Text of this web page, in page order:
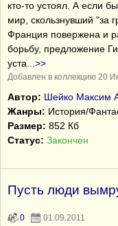
кто-то устоял. А если
мир, скользнувший "за
Франция повержена и
борьбу, предложение
уста
>>
Добавлен в коллекцию 20
Автор: Шейко Максим
Жанры: История/
Размер: 852 Кб
Статус: Закончен
Пусть люди
0 01.09.2011